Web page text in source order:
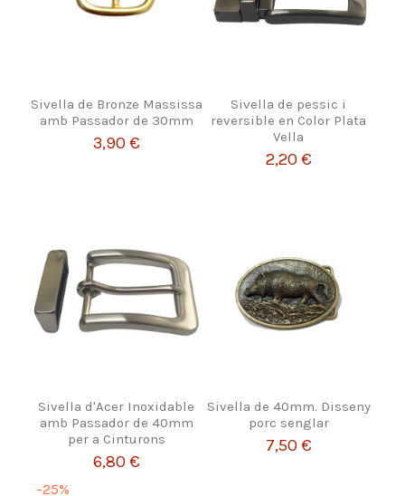
Sivella de Bronze Massissa
amb Passador de 30mm
3,90 €
Sivella de pessic i
reversible en Color Plata
Vella
2,20 €
Sivella d'Acer Inoxidable
amb Passador de 40mm
per a Cinturons
6,80 €
Sivella de 40mm. Disseny
porc senglar
7,50 €
-25%